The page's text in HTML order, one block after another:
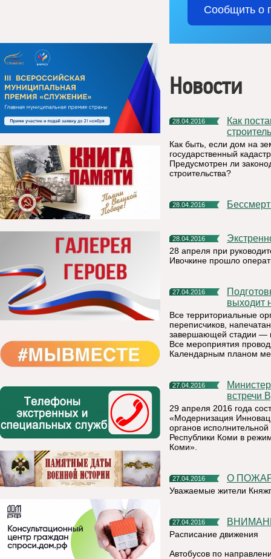
Сообщить о
Новости
28.04.2016
Как поставить на кадастровый учет объект незавершенного
Как быть, если дом на
государственный
Предусмотрен ли
строительства?
28.04.2016
28.04.2016
28 апреля при
Ивочкине прошло
27.04.2016
Подготовка к всероссийской СЕЛЬХОЗПЕРЕПИСИ 2016 года
выходит
Все территориальные
переписчиков,
завершающей стадии —
Все мероприятия
Календарным планом
27.04.2016
Министерство экономики информирует о том, что по итогам
встречи
29 апреля 2016 года
«Модернизация
органов
Республики Коми в
Коми».
27.04.2016 О
Уважаемые жители
27.04.2016
Расписание движения
Автобусов по